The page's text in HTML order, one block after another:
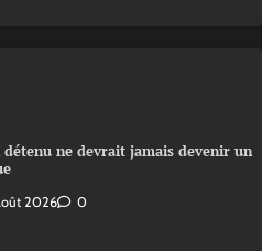
détenu ne devrait jamais devenir un
2026 0